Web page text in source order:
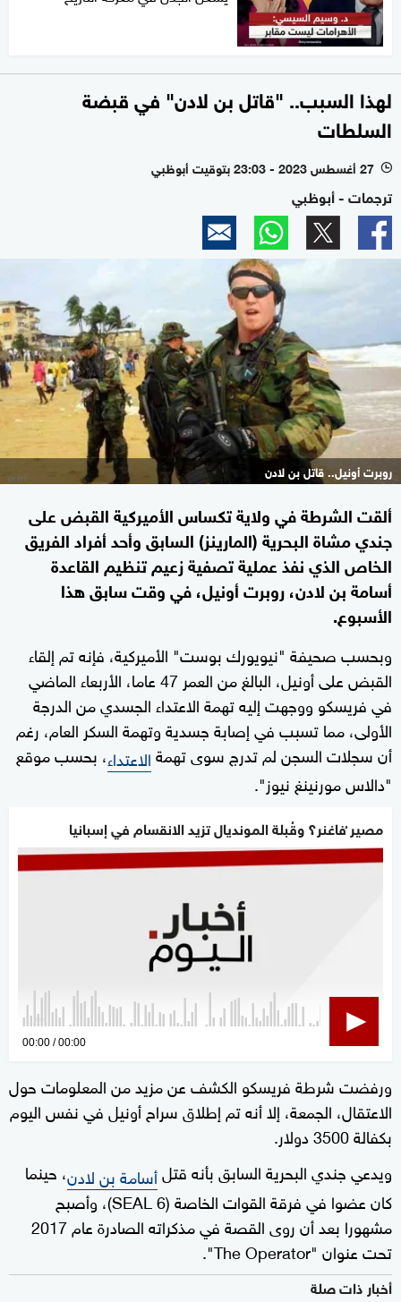
لهذا السبب.. "قاتل بن لادن" في قبضة
السلطات
l 27 أغسطس 2023 - 23:03 بتوقيت أبوظبي
ترجمات - أبوظبي
روبرت أونيل.. قاتل بن لادن
ألقت الشرطة في ولاية تكساس الأميركية القبض على
جندي مشاة البحرية (المارينز) السابق وأحد أفراد الفريق
الخاص الذي نفذ عملية تصفية زعيم تنظيم القاعدة
أسامة بن لادن، روبرت أونيل، في وقت سابق هذا
الأسبوع.
وبحسب صحيفة "نيويورك بوست" الأميركية، فإنه تم إلقاء
القبض على أونيل، البالغ من العمر 47 عاما، الأربعاء الماضي
في فريسكو ووجهت إليه تهمة الاعتداء الجسدي من الدرجة
الأولى، مما تسبب في إصابة جسدية وتهمة السكر العام، رغم
أن سجلات السجن لم تدرج سوى تهمةالاعتداء، بحسب موقع
"دالاس مورنينغ نيوز".
مصير ُفاغنر؟ وقُبلة المونديال تزيد الانقسام في إسبانيا
0
seconds
00:00 00:00
ورفضت شرطة فريسكو الكشف عن مزيد من المعلومات حول
الاعتقال، الجمعة، إلا أنه تم إطلاق سراح أونيل في نفس اليوم
بكفالة 3500 دولار.
ويدعي جندي البحرية السابق بأنه قتلأسامة بن لادن، حينما
كان عضوا في فرقة القوات الخاصة (SEAL 6)، وأصبح
مشهورا بعد أن روى القصة في مذكراته الصادرة عام 2017
تحت عنوان "The Operator".
أخبار ذات صلة